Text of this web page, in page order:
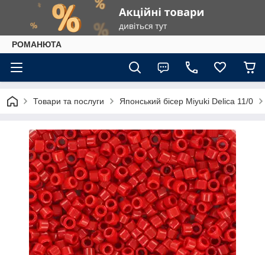
РОМАНЮТА
Товари та послуги Японський бісер Miyuki Delica 11/0